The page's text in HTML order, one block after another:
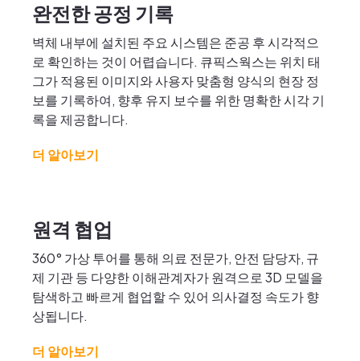
완전한 공정 기록
벽체 내부에 설치된 주요 시스템은 준공 후 시각적으
로 확인하는 것이 어렵습니다. 큐픽스웍스는 위치 태
그가 적용된 이미지와 사용자 맞춤형 양식의 현장 정
보를 기록하여, 향후 유지 보수를 위한 명확한 시각 기
록을 제공합니다.
더 알아보기
원격 협업
360° 가상 투어를 통해 의료 전문가, 안전 담당자, 규
제 기관 등 다양한 이해관계자가 원격으로 3D 모델을
탐색하고 빠르게 협업할 수 있어 의사결정 속도가 향
상됩니다.
더 알아보기